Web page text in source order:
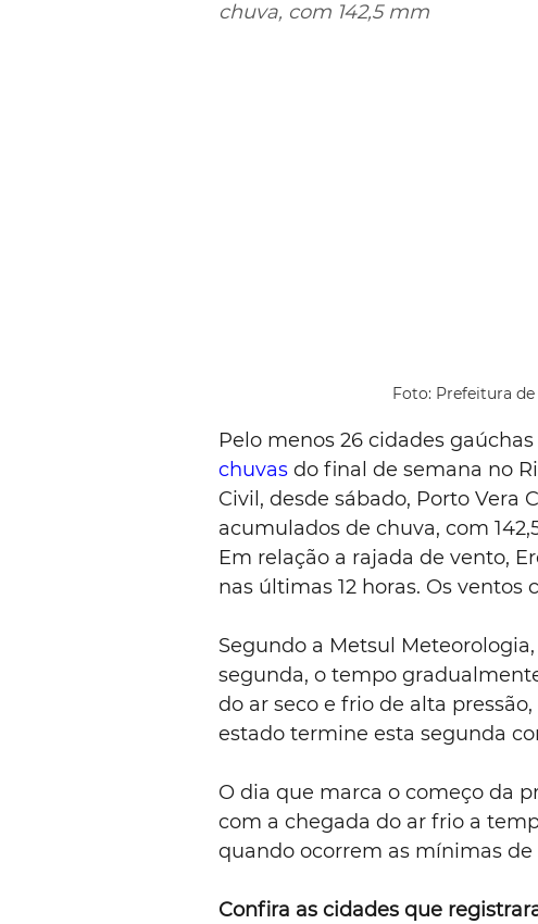
chuva, com 142,5 mm
Foto: Prefeitura
Pelo menos 26 cidades
chuvas do final de semana no
Civil, desde sábado, Porto Vera
acumulados de chuva, com
Em relação a rajada de vento,
nas últimas 12 horas. Os
Segundo a Metsul
segunda, o tempo
do ar seco e frio de alta
estado termine esta segunda
O dia que marca o começo da
com a chegada do ar frio a
quando ocorrem as mínimas de
Confira as cidades que